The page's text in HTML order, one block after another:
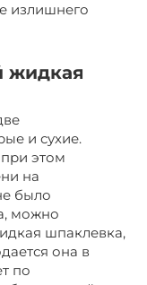
излишнего
жидкая
и сухие.
этом
на
было
можно
шпаклевка,
она в
по